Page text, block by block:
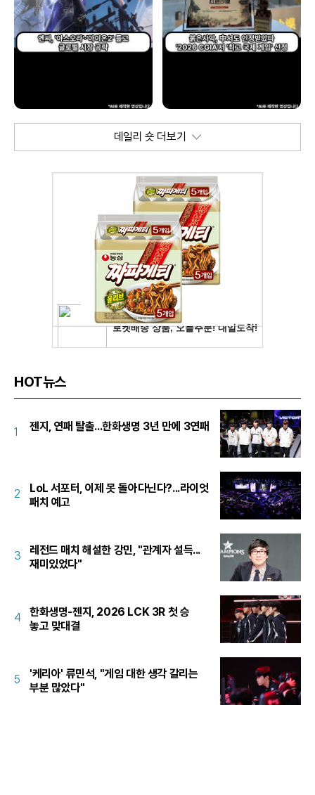
데일리 숏 더보기
HOT뉴스
1 젠지, 연패 탈출...한화생명 3년 만에 3연패
2
LoL 서포터, 이제 못 돌아다닌다?...라이엇
패치 예고
3
레전드 매치 해설한 강민, "관계자 설득...
재미있었다"
4
한화생명-젠지, 2026 LCK 3R 첫 승
놓고 맞대결
5
'케리아' 류민석, "게임 대한 생각 갈리는
부분 많았다"